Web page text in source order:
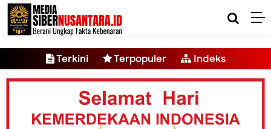
-->
Terkini Terpopuler Indeks